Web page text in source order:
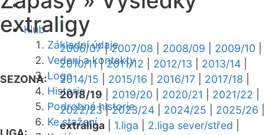
Klub
Základní údaje
Vedení a kontakty
Logo
Historie
Podrobná historie
Ke stažení
extraligy
SEZONA:
2006/07|2007/08 2008/09 2009/10
2010/11|2011/12 2012/13 2013/14
2014/15
2015/16 2016/17 2017/18
2018/19
2019/20 2020/21 2021/22
2022/23|2023/24 2024/25 2025/26
extraliga 1.liga 2.liga sever/střed